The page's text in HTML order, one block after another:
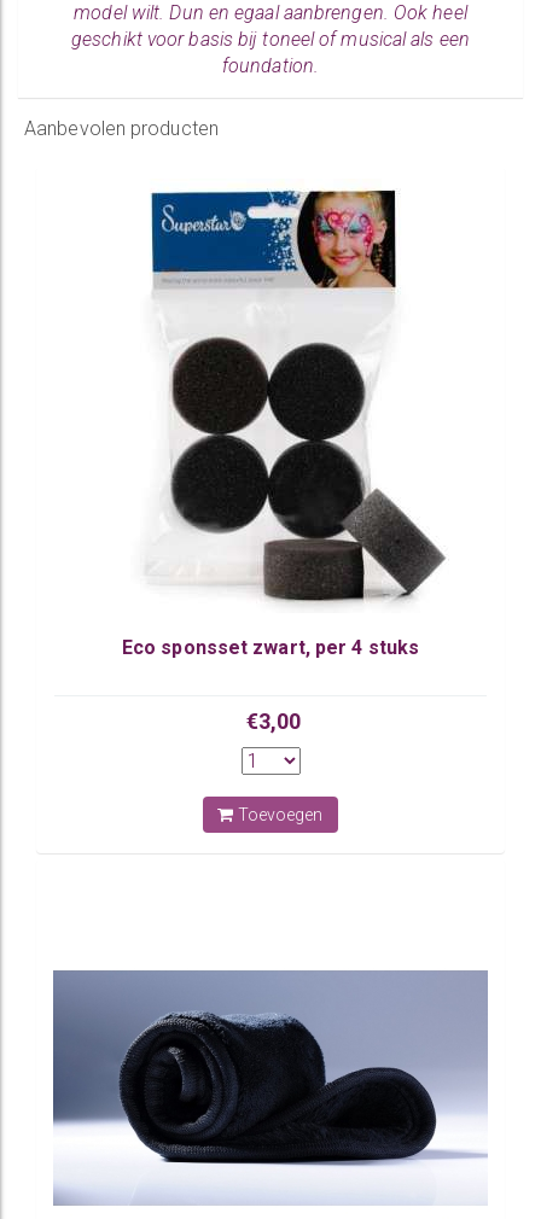
model wilt. Dun en egaal aanbrengen. Ook heel
geschikt voor basis bij toneel of musical als een
foundation.
Aanbevolen producten
Eco sponsset zwart, per 4 stuks
€3,00
Toevoegen